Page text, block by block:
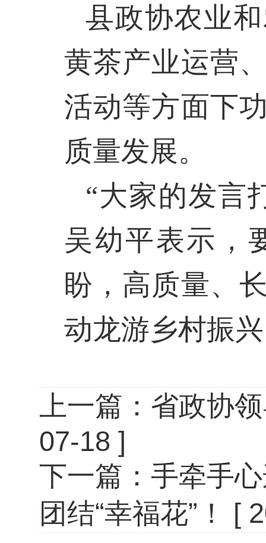
县政协农业
黄茶产业运营
活动等方面下
质量发展。
“大家的发言
吴幼平表示，
盼，高质量、
动龙游乡村振
上一篇： 省政协
07-18 ]
下一篇： 手牵手
团结“幸福花”！
[